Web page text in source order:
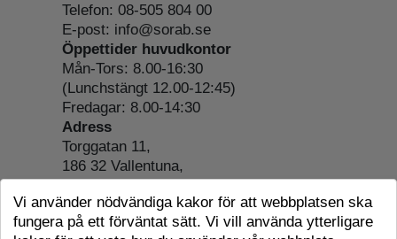
Telefon: 08-505 804 00
E-post: info@sorab.se
Öppettider huvudkontor
Mån-Tors: 8.00-16:30
(Lunchstängt 12.00-12:45)
Fredagar: 8.00-14:30
Adress
Torggatan 11,
186 32 Vallentuna,
Org.nr: 556197-4022
Om webbplatsen
Tillgänglighetsredogörelse
Vi använder nödvändiga kakor för att webbplatsen ska
fungera på ett förväntat sätt. Vi vill använda ytterligare